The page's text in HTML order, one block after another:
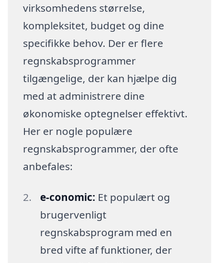
virksomhedens størrelse,
kompleksitet, budget og dine
specifikke behov. Der er flere
regnskabsprogrammer
tilgængelige, der kan hjælpe dig
med at administrere dine
økonomiske optegnelser effektivt.
Her er nogle populære
regnskabsprogrammer, der ofte
anbefales:
e-conomic: Et populært og
brugervenligt
regnskabsprogram med en
bred vifte af funktioner, der